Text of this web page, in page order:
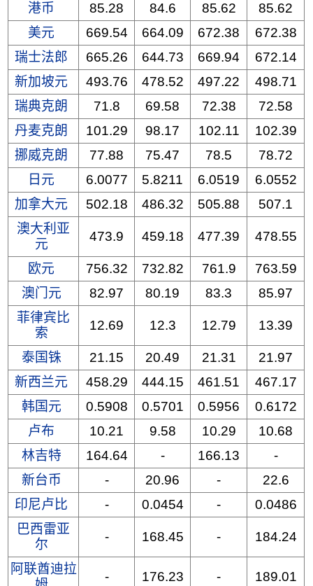
港币
85.28 84.6 85.62
85.62
美元
669.54 664.09 672.38
672.38
瑞士法郎
665.26 644.73 669.94
672.14
新加坡元
493.76 478.52 497.22
498.71
瑞典克朗
71.8 69.58 72.38
72.58
丹麦克朗
101.29 98.17 102.11
102.39
挪威克朗
77.88 75.47 78.5
78.72
日元
6.0077 5.8211 6.0519
6.0552
加拿大元
502.18 486.32 505.88
507.1
澳大利亚
元
473.9 459.18 477.39 478.55
欧元 756.32 732.82 761.9
763.59
澳门元
82.97 80.19 83.3
85.97
菲律宾比
索
12.69 12.3 12.79 13.39
泰国铢 21.15 20.49 21.31
21.97
新西兰元
458.29 444.15 461.51
467.17
韩国元
0.5908 0.5701 0.5956
0.6172
卢布
10.21 9.58 10.29
10.68
林吉特
164.64 - 166.13
-
新台币
- 20.96 -
22.6
印尼卢比
- 0.0454 -
0.0486
巴西雷亚
尔
- 168.45 - 184.24
阿联酋迪拉
- 176.23 - 189.01